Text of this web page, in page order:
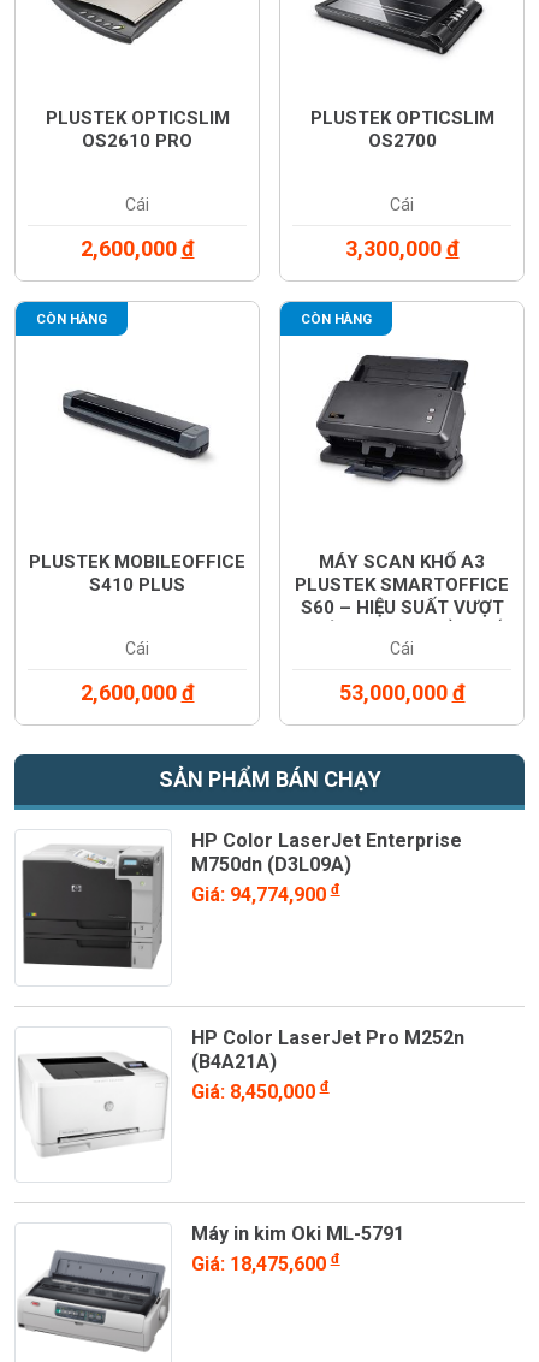
PLUSTEK OPTICSLIM
OS2610 PRO
Cái
2,600,000đ
PLUSTEK OPTICSLIM
OS2700
Cái
3,300,000đ
CÒN HÀNG
PLUSTEK MOBILEOFFICE
S410 PLUS
Cái
2,600,000đ
CÒN HÀNG
MÁY SCAN KHỔ A3
PLUSTEK SMARTOFFICE
S60 – HIỆU SUẤT VƯỢT
HÓA TÀI LIỆU KHỔ LỚN
Cái
53,000,000đ
SẢN PHẨM BÁN CHẠY
HP Color LaserJet Enterprise
M750dn (D3L09A)
Giá: 94,774,900đ
HP Color LaserJet Pro M252n
(B4A21A)
Giá: 8,450,000đ
Máy in kim Oki ML-5791
Giá: 18,475,600đ